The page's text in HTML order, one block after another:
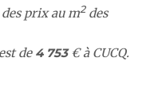
prix au m2des
de 4 753€ à CUCQ.